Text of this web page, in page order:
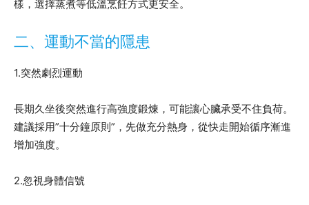
樣，選擇蒸煮等低溫烹飪方式更安全。
二、運動不當的隱患
1.突然劇烈運動
長期久坐後突然進行高強度鍛煉，可能讓心臟承受不住負荷。
建議採用”十分鐘原則”，先做充分熱身，從快走開始循序漸進
增加強度。
2.忽視身體信號